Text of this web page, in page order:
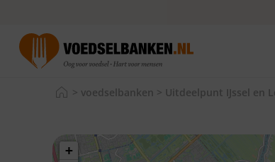
> voedselbanken > Uitdeelpunt IJssel en
+